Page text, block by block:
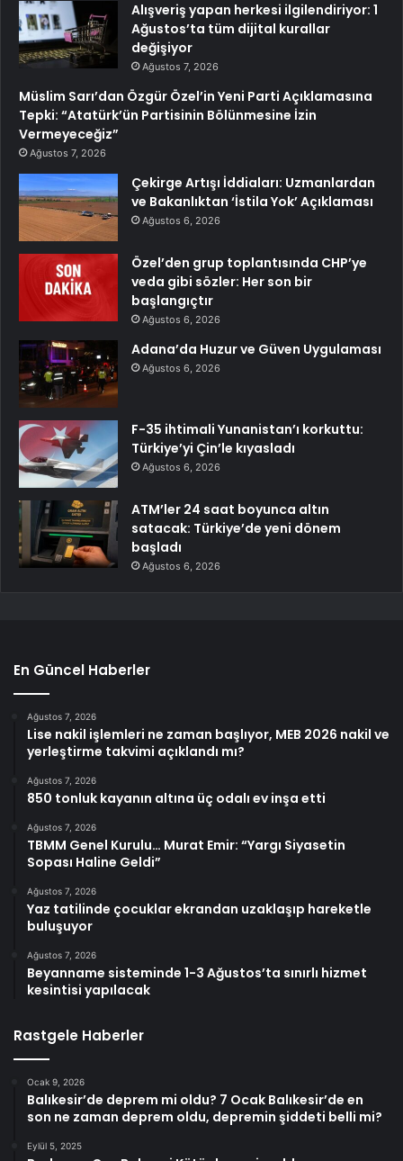
Alışveriş yapan herkesi ilgilendiriyor: 1
Ağustos’ta tüm dijital kurallar
değişiyor
Ağustos 7, 2026
Müslim Sarı’dan Özgür Özel’in Yeni Parti Açıklamasına
Tepki: “Atatürk’ün Partisinin Bölünmesine İzin
Vermeyeceğiz”
Ağustos 7, 2026
Çekirge Artışı İddiaları: Uzmanlardan
ve Bakanlıktan ‘İstila Yok’ Açıklaması
Ağustos 6, 2026
Özel’den grup toplantısında CHP’ye
veda gibi sözler: Her son bir
başlangıçtır
Ağustos 6, 2026
Adana’da Huzur ve Güven Uygulaması
Ağustos 6, 2026
F-35 ihtimali Yunanistan’ı korkuttu:
Türkiye’yi Çin’le kıyasladı
Ağustos 6, 2026
ATM’ler 24 saat boyunca altın
satacak: Türkiye’de yeni dönem
başladı
Ağustos 6, 2026
En Güncel Haberler
Ağustos 7, 2026
Lise nakil işlemleri ne zaman başlıyor, MEB 2026 nakil ve
yerleştirme takvimi açıklandı mı?
Ağustos 7, 2026
850 tonluk kayanın altına üç odalı ev inşa etti
Ağustos 7, 2026
TBMM Genel Kurulu… Murat Emir: “Yargı Siyasetin
Sopası Haline Geldi”
Ağustos 7, 2026
Yaz tatilinde çocuklar ekrandan uzaklaşıp hareketle
buluşuyor
Ağustos 7, 2026
Beyanname sisteminde 1-3 Ağustos’ta sınırlı hizmet
kesintisi yapılacak
Rastgele Haberler
Ocak 9, 2026
Balıkesir’de deprem mi oldu? 7 Ocak Balıkesir’de en
son ne zaman deprem oldu, depremin şiddeti belli mi?
Eylül 5, 2025